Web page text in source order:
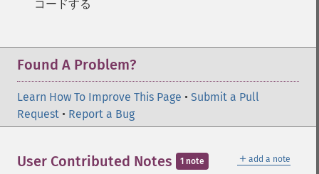
コードする
Found A Problem?
Learn How To Improve This Page • Submit a Pull
Request • Report a Bug
＋ add a note
User Contributed Notes 1 note